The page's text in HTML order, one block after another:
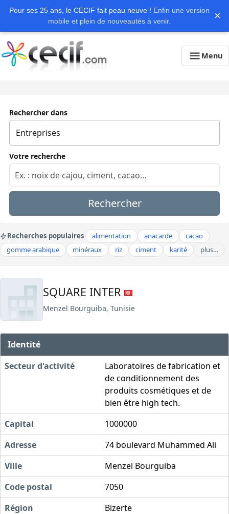
Pour ses 25 ans, le CECIF fait peau neuve ! Enfin une version
mobile et plein de nouveautés à venir.
×
Menu
Rechercher dans
Votre recherche
Rechercher
Recherches populaires alimentation anacarde
cacao
gomme arabique
minéraux riz ciment karité plus…
SQUARE INTER
Menzel Bourguiba, Tunisie
Identité
Secteur d'activité
Laboratoires de fabrication et
de conditionnement des
produits cosmétiques et de
bien être high tech.
Capital
1000000
Adresse
74 boulevard Muhammed Ali
Ville
Menzel Bourguiba
Code postal
7050
Région
Bizerte